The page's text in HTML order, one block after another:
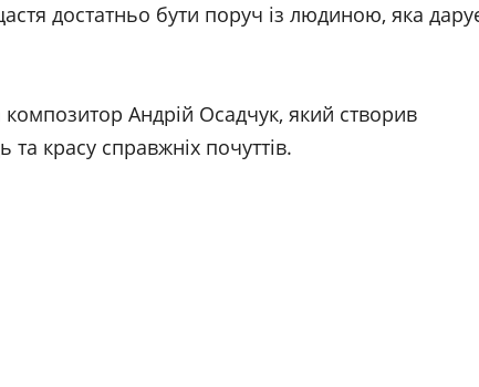
достатньо бути поруч із людиною, яка
композитор Андрій Осадчук, який створив
красу справжніх почуттів.